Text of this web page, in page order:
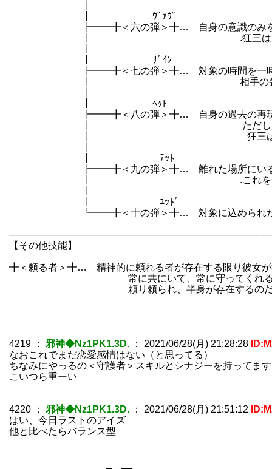
┃ ｳﾞｧｳﾞ
┣━━╋＜六の弾＞╋… 自身の意識のみを過去の肉
┃ .狂三はこの能力を嫌ってるので滅
┃ ｻﾞｲﾝ
┣━━╋＜七の弾＞╋… 対象の時間を一時的
┃ 相手の強さにより効果時間
┃ ﾍｯﾄ
┣━━╋＜八の弾＞╋… 自身の過去の再現体を分
┃ ただし所詮狂三なので
┃ 狂三は普段通信対戦ゲームをする
┃ ﾃｯﾄ
┣━━╋＜九の弾＞╋… 離れた場所にいる人間と
┃ .これを使用するには交信対象が
┃ ﾕｯﾄﾞ
┗━━╋＜十の弾＞╋… 対象に込められた過去の
【その他技能】
╋＜頼る者＞╋… 精神的に頼れる者が存在する限り彼女が
常に共にいて、常に守ってくれる男が倒れ
頼り頼られ、半身が存在するのだから私は
4219 ： 邪神◆Nz1PK1.3D. ： 2021/06/28(月) 21:28:28
なおこれでまだ恋愛感情はない（と思ってる）
ちなみにやっるの＜守護者＞スキルとシナジーを持ってます
こいつら重ーい
4220 ： 邪神◆Nz1PK1.3D. ： 2021/06/28(月) 21:51:12
はい、今日ラストのアイズ
他と比べたらバランス型